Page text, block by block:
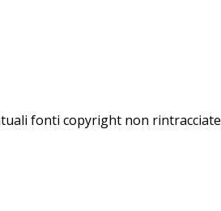
fonti copyright non rintracciate